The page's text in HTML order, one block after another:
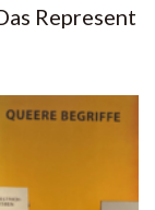
Represent